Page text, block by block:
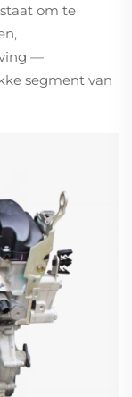
om te
—
segment van